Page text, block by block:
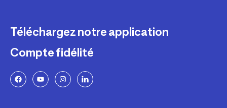
Téléchargez notre application
Compte fidélité